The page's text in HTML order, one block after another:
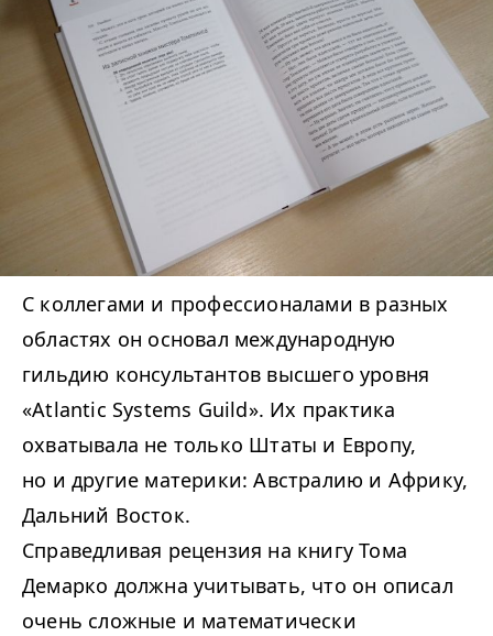
С коллегами и профессионалами в разных
областях он основал международную
гильдию консультантов высшего уровня
«Atlantic Systems Guild». Их практика
охватывала не только Штаты и Европу,
но и другие материки: Австралию и Африку,
Дальний Восток.
Справедливая рецензия на книгу Тома
Демарко должна учитывать, что он описал
очень сложные и математически